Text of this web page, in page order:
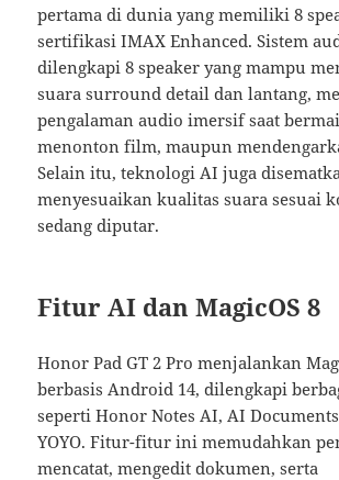
pertama di dunia yang memiliki 8
sertifikasi IMAX Enhanced. Sistem
dilengkapi 8 speaker yang mampu
suara surround detail dan lantang,
pengalaman audio imersif saat
menonton film, maupun
Selain itu, teknologi AI juga
menyesuaikan kualitas suara sesuai
sedang diputar.
Fitur AI dan MagicOS 8
Honor Pad GT 2 Pro menjalankan
berbasis Android 14, dilengkapi
seperti Honor Notes AI, AI
YOYO. Fitur-fitur ini memudahkan
mencatat, mengedit dokumen, serta